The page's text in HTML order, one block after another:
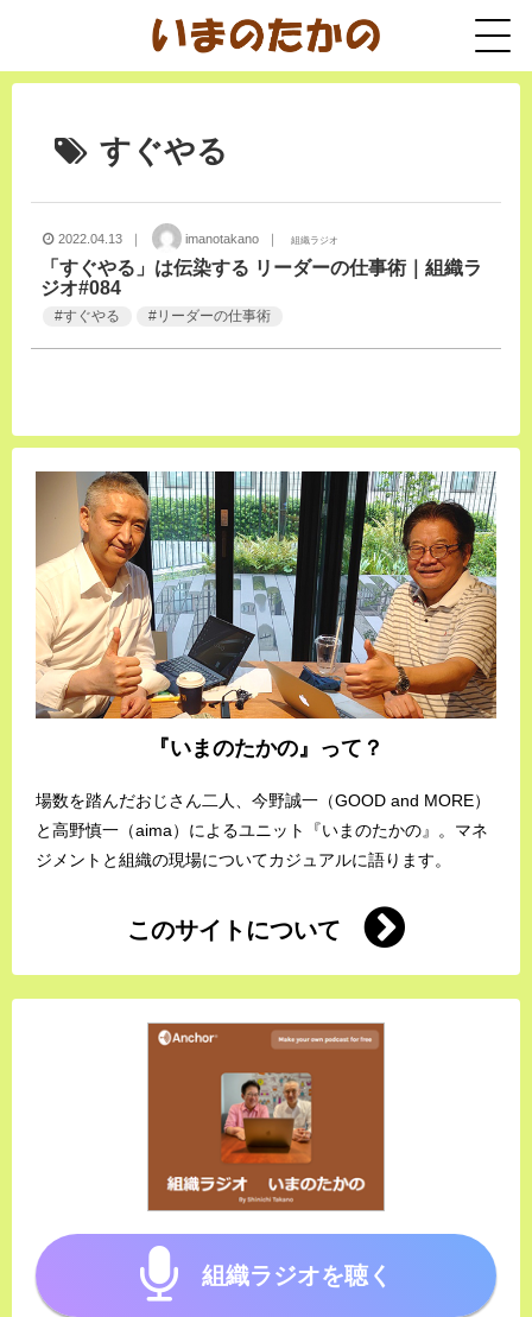
すぐやる
2022.04.13 ｜ imanotakano ｜ 組織ラジオ
「すぐやる」は伝染する リーダーの仕事術｜組織ラ
ジオ#084
#すぐやる #リーダーの仕事術
『いまのたかの』って？
場数を踏んだおじさん二人、今野誠一（GOOD and MORE）
と高野慎一（aima）によるユニット『いまのたかの』。マネ
ジメントと組織の現場についてカジュアルに語ります。
このサイトについて
組織ラジオを聴く